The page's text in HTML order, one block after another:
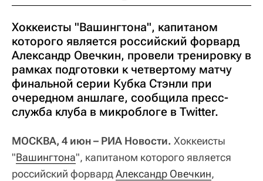
Хоккеисты "Вашингтона", капитаном
которого является российский форвард
Александр Овечкин, провели тренировку в
рамках подготовки к четвертому матчу
финальной серии Кубка Стэнли при
очередном аншлаге, сообщила пресс-
служба клуба в микроблоге в Twitter.
МОСКВА, 4 июн – РИА Новости. Хоккеисты
"Вашингтона", капитаном которого является
российский форвардАлександр Овечкин,